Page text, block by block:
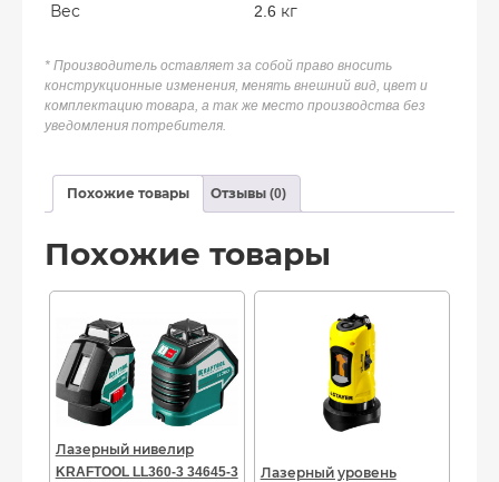
Вес
2.6 кг
* Производитель оставляет за собой право вносить
конструкционные изменения, менять внешний вид, цвет и
комплектацию товара, а так же место производства без
уведомления потребителя.
Похожие товары Отзывы (0)
Похожие товары
Лазерный нивелир
KRAFTOOL LL360-3 34645-3
Лазерный уровень